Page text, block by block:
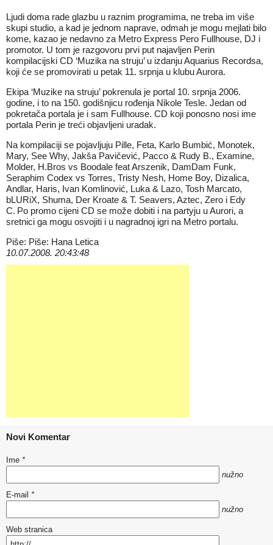
Ljudi doma rade glazbu u raznim programima, ne treba im više
skupi studio, a kad je jednom naprave, odmah je mogu mejlati bilo
kome, kazao je nedavno za Metro Express Pero Fullhouse, DJ i
promotor. U tom je razgovoru prvi put najavljen Perin
kompilacijski CD ‘Muzika na struju’ u izdanju Aquarius Recordsa,
koji će se promovirati u petak 11. srpnja u klubu Aurora.
Ekipa ‘Muzike na struju’ pokrenula je portal 10. srpnja 2006.
godine, i to na 150. godišnjicu rođenja Nikole Tesle. Jedan od
pokretača portala je i sam Fullhouse. CD koji ponosno nosi ime
portala Perin je treći objavljeni uradak.
Na kompilaciji se pojavljuju Pille, Feta, Karlo Bumbić, Monotek,
Mary, See Why, Jakša Pavičević, Pacco & Rudy B., Examine,
Molder, H.Bros vs Boodale feat Arszenik, DamDam Funk,
Seraphim Codex vs Torres, Tristy Nesh, Home Boy, Dizalica,
Andlar, Haris, Ivan Komlinović, Luka & Lazo, Tosh Marcato,
bLURiX, Shuma, Der Kroate & T. Seavers, Aztec, Zero i Edy
C. Po promo cijeni CD se može dobiti i na partyju u Aurori, a
sretnici ga mogu osvojiti i u nagradnoj igri na Metro portalu.
Piše: Piše: Hana Letica
10.07.2008. 20:43:48
Novi Komentar
Ime *
nužno
E-mail *
nužno
Web stranica